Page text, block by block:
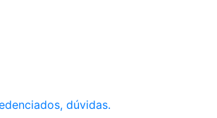
dúvidas.